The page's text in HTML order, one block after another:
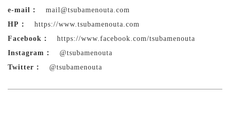
e-mail：
mail@tsubamenouta.com
HP：
https://www.tsubamenouta.com
Facebook：
https://www.facebook.com/tsubamenouta
Instagram：
@tsubamenouta
Twitter：
@tsubamenouta